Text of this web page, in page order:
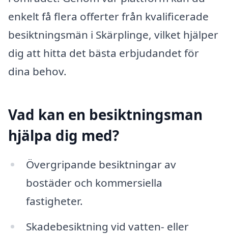
enkelt få flera offerter från kvalificerade
besiktningsmän i Skärplinge, vilket hjälper
dig att hitta det bästa erbjudandet för
dina behov.
Vad kan en besiktningsman
hjälpa dig med?
Övergripande besiktningar av
bostäder och kommersiella
fastigheter.
Skadebesiktning vid vatten- eller